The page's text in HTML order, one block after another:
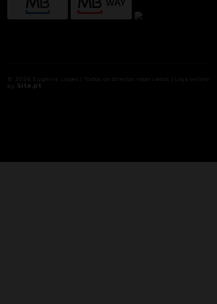
© 2026 Eugénia Lopes | Todos os direitos reservados | Loja online
by Site.pt